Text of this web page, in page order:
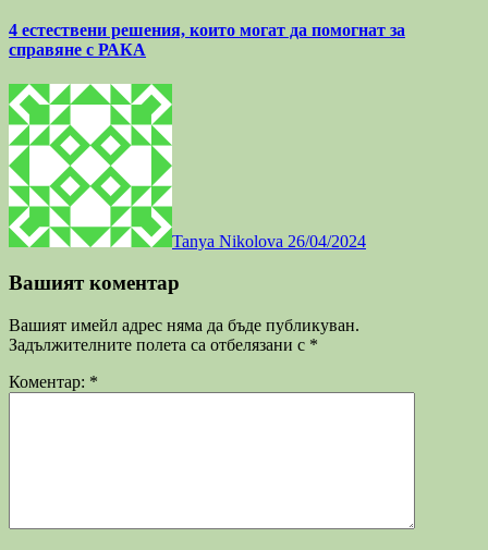
4 естествени решения, които могат да помогнат за
справяне с РАКА
Tanya Nikolova 26/04/2024
Вашият коментар
Вашият имейл адрес няма да бъде публикуван.
Задължителните полета са отбелязани с *
Коментар: *